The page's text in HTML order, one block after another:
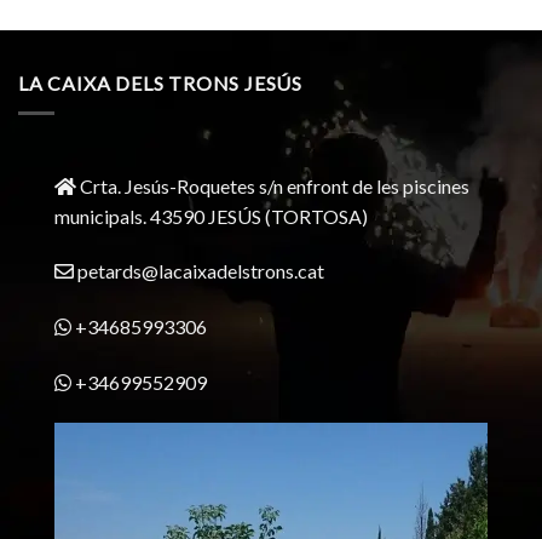
LA CAIXA DELS TRONS JESÚS
Crta. Jesús-Roquetes s/n enfront de les piscines
municipals. 43590 JESÚS (TORTOSA)
petards@lacaixadelstrons.cat
+34685993306
+34699552909